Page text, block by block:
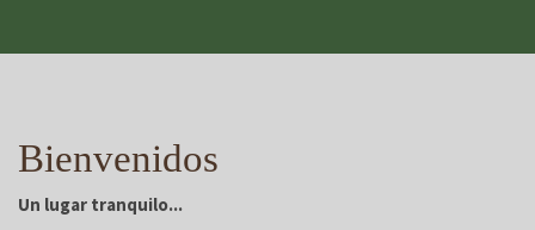
Bienvenidos
Un lugar tranquilo...